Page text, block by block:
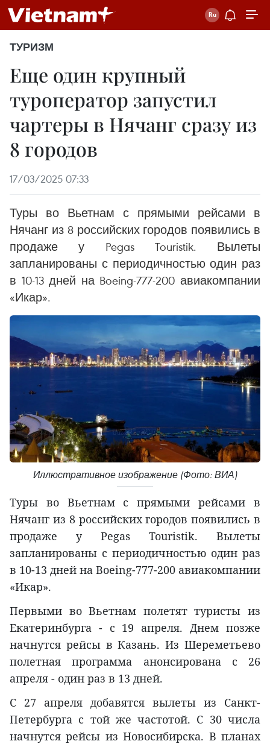
ТУРИЗМ
Еще один крупный
туроператор запустил
чартеры в Нячанг сразу из
8 городов
17/03/2025 07:33
Туры во Вьетнам с прямыми рейсами в
Нячанг из 8 российских городов появились в
продаже у Pegas Touristik. Вылеты
запланированы с периодичностью один раз
в 10-13 дней на Boeing-777-200 авиакомпании
«Икар».
Иллюстративное изображение (Фото: ВИА)
Туры во Вьетнам с прямыми рейсами в
Нячанг из 8 российских городов появились в
продаже у Pegas Touristik. Вылеты
запланированы с периодичностью один раз
в 10-13 дней на Boeing-777-200 авиакомпании
«Икар».
Первыми во Вьетнам полетят туристы из
Екатеринбурга - с 19 апреля. Днем позже
начнутся рейсы в Казань. Из Шереметьево
полетная программа анонсирована с 26
апреля - один раз в 13 дней.
С 27 апреля добавятся вылеты из Санкт-
Петербурга с той же частотой. С 30 числа
начнутся рейсы из Новосибирска. В планах